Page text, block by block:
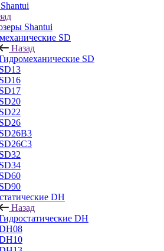
Shantui
SD
Назад
SD
SD13
SD16
SD17
SD20
SD22
SD26
SD26B3
SD26C3
SD32
SD34
SD60
SD90
DH
Назад
DH